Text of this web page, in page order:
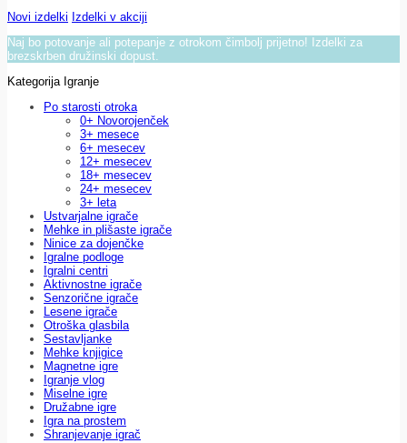
Novi izdelki Izdelki v akciji
Naj bo potovanje ali potepanje z otrokom čimbolj prijetno! Izdelki za
brezskrben družinski dopust.
Kategorija Igranje
Po starosti otroka
0+ Novorojenček
3+ mesece
6+ mesecev
12+ mesecev
18+ mesecev
24+ mesecev
3+ leta
Ustvarjalne igrače
Mehke in plišaste igrače
Ninice za dojenčke
Igralne podloge
Igralni centri
Aktivnostne igrače
Senzorične igrače
Lesene igrače
Otroška glasbila
Sestavljanke
Mehke knjigice
Magnetne igre
Igranje vlog
Miselne igre
Družabne igre
Igra na prostem
Shranjevanje igrač